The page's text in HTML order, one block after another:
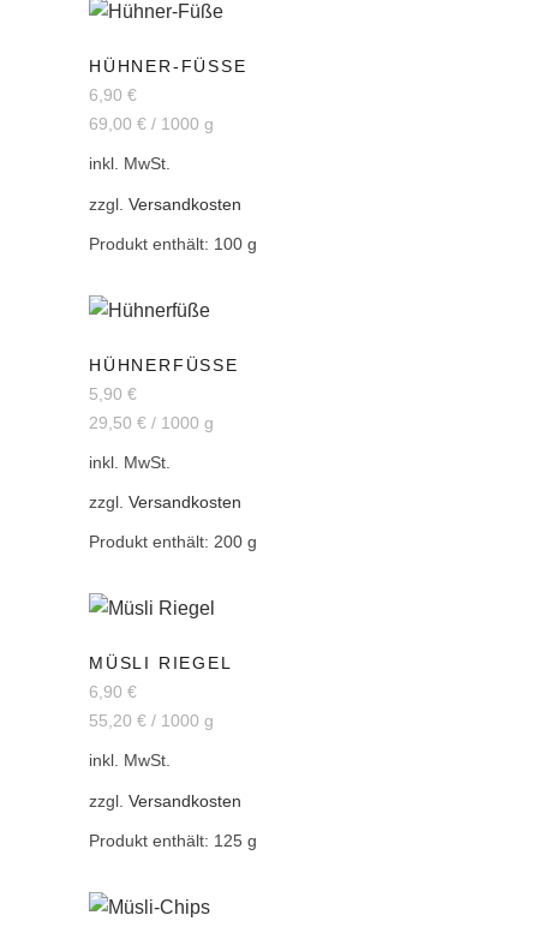
HÜHNER-FÜSSE
6,90 €
69,00 € / 1000 g
inkl. MwSt.
zzgl. Versandkosten
Produkt enthält: 100 g
HÜHNERFÜSSE
5,90 €
29,50 € / 1000 g
inkl. MwSt.
zzgl. Versandkosten
Produkt enthält: 200 g
MÜSLI RIEGEL
6,90 €
55,20 € / 1000 g
inkl. MwSt.
zzgl. Versandkosten
Produkt enthält: 125 g